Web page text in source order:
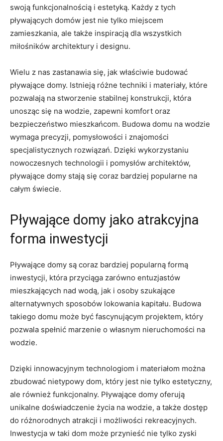
swoją funkcjonalnością i estetyką. Każdy z⁢ tych
pływających domów jest nie tylko miejscem
zamieszkania, ale także inspiracją ​dla wszystkich
miłośników architektury i designu.
Wielu z nas zastanawia się, jak właściwie budować
pływające domy. Istnieją różne techniki i materiały, które
pozwalają na stworzenie stabilnej konstrukcji, która
unosząc się na wodzie, zapewni komfort oraz
bezpieczeństwo mieszkańcom. Budowa domu na wodzie
wymaga precyzji, pomysłowości i znajomości
⁤specjalistycznych rozwiązań. Dzięki wykorzystaniu
nowoczesnych technologii i pomysłów architektów,
pływające domy‌ stają się coraz bardziej popularne na
całym świecie.
Pływające domy jako atrakcyjna
forma inwestycji
Pływające domy są coraz ⁣bardziej popularną formą
inwestycji, która przyciąga⁢ zarówno entuzjastów
‍mieszkających nad wodą, jak i ‌osoby‍ szukające
alternatywnych sposobów lokowania kapitału. Budowa
takiego domu może być fascynującym projektem, który
pozwala ​spełnić marzenie o własnym nieruchomości na
⁢wodzie.
Dzięki innowacyjnym technologiom i materiałom można
zbudować nietypowy dom, który jest nie tylko estetyczny,
ale‌ również funkcjonalny. Pływające domy oferują
unikalne doświadczenie życia na wodzie, a ⁣także dostęp
do różnorodnych atrakcji⁢ i możliwości rekreacyjnych.
Inwestycja w ⁣taki dom ​może przynieść nie tylko zyski